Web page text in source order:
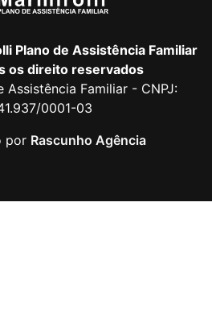
Plano de Assistência Familiar
os direito reservados
Assistência Familiar - CNPJ:
0001-03
por Rascunho Agência